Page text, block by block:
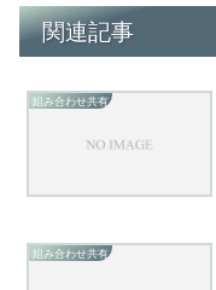
関連記事
組み合わせ共有
組み合わせ共有